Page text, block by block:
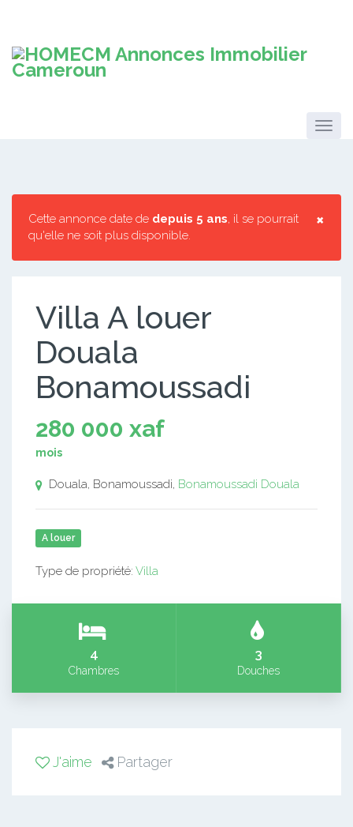
×
Cette annonce date de depuis 5 ans, il se pourrait
qu'elle ne soit plus disponible.
Villa A louer
Douala
Bonamoussadi
280 000 xaf
mois
Douala, Bonamoussadi, Bonamoussadi Douala
A louer
Type de propriété: Villa
4
Chambres
3
Douches
J'aime Partager